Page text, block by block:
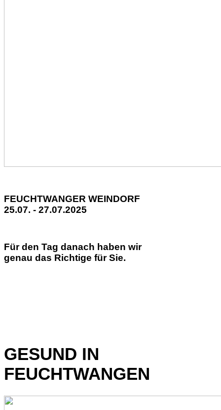
FEUCHTWANGER WEINDORF
25.07. - 27.07.2025
Für den Tag danach haben wir
genau das Richtige für Sie.
GESUND IN
FEUCHTWANGEN